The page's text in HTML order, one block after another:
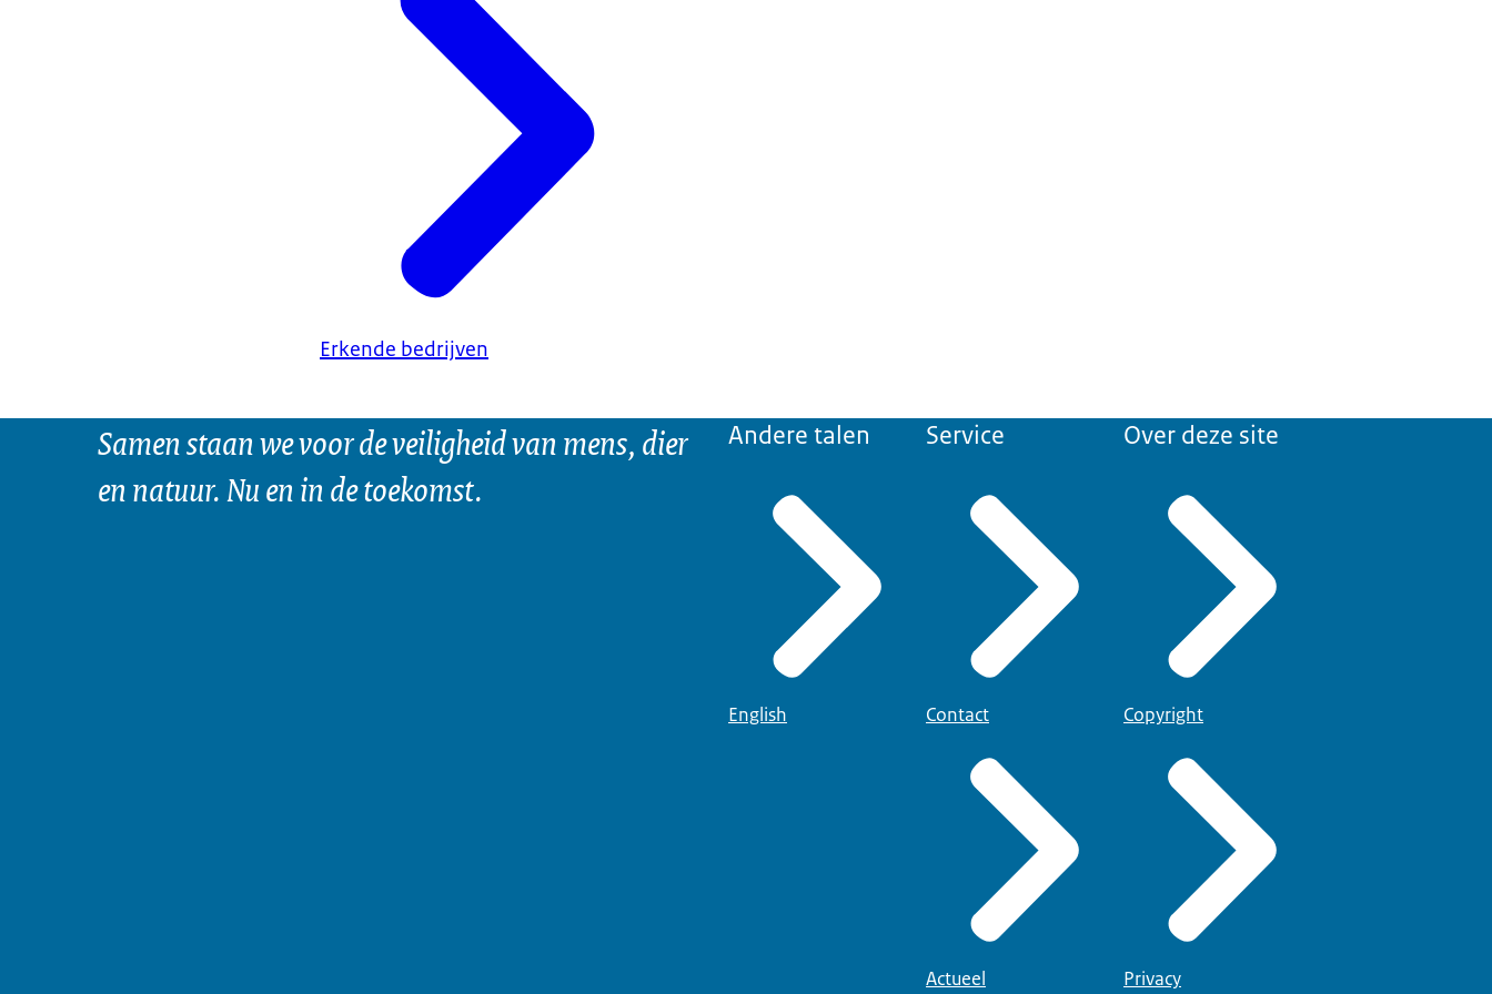
Erkende bedrijven
Samen staan we voor de veiligheid van mens, dier
en natuur. Nu en in de toekomst.
Andere talen
English
Service
Contact
Actueel
Over deze site
Copyright
Privacy